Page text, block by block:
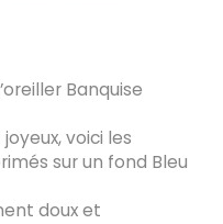
Banquise
voici les
sur un fond Bleu
doux et